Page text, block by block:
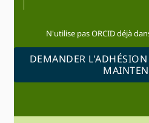
N'utilise pas ORCID déjà
DEMANDER